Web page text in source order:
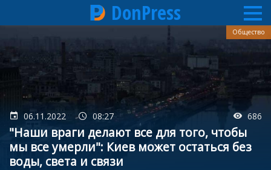
основному
содержанию
DonPress
06.11.2022 08:27 686
"Наши враги делают все для того, чтобы
мы все умерли": Киев может остаться без
воды, света и связи
Общество